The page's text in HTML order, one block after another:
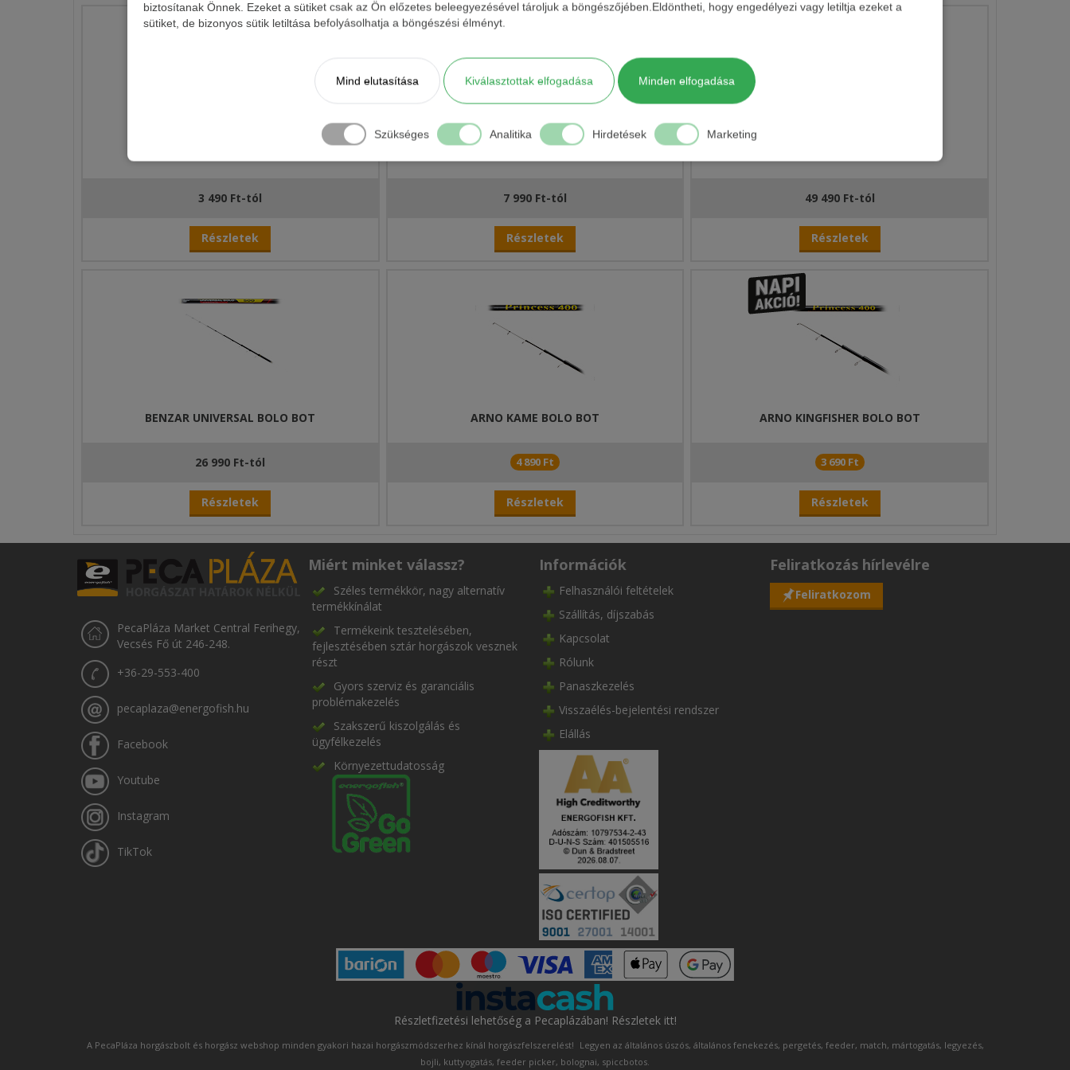
biztosítanak Önnek. Ezeket a sütiket csak az Ön előzetes beleegyezésével tároljuk a böngészőjében.Eldöntheti, hogy engedélyezi vagy letiltja ezeket a
sütiket, de bizonyos sütik letiltása befolyásolhatja a böngészési élményt.
Mind elutasítása Kiválasztottak elfogadása Minden elfogadása
Szükséges Analitika Hirdetések Marketing
3 490 Ft-tól
Részletek
7 990 Ft-tól
Részletek
49 490 Ft-tól
Részletek
BENZAR UNIVERSAL BOLO BOT
26 990 Ft-tól
Részletek
ARNO KAME BOLO BOT
4 890 Ft
Részletek
ARNO KINGFISHER BOLO BOT
3 690 Ft
Részletek
PecaPláza Market Central Ferihegy,
Vecsés Fő út 246-248.
+36-29-553-400
pecaplaza@energofish.hu
Facebook
Youtube
Instagram
TikTok
Miért minket válassz?
Széles termékkör, nagy alternatív
termékkínálat
Termékeink tesztelésében,
fejlesztésében sztár horgászok vesznek
részt
Gyors szerviz és garanciális
problémakezelés
Szakszerű kiszolgálás és
ügyfélkezelés
Környezettudatosság
Információk
Felhasználói feltételek
Szállítás, díjszabás
Kapcsolat
Rólunk
Panaszkezelés
Visszaélés-bejelentési rendszer
Elállás
Feliratkozás hírlevélre
Feliratkozom
Részletfizetési lehetőség a Pecaplázában! Részletek itt!
A PecaPláza horgászbolt és horgász webshop minden gyakori hazai horgászmódszerhez kínál horgászfelszerelést! Legyen az általános úszós, általános fenekezés, pergetés, feeder, match, mártogatás, legyezés,
bojli, kuttyogatás, feeder picker, bolognai, spiccbotos.